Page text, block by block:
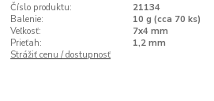
Číslo produktu:
21134
Balenie:
10 g (cca 70 ks)
Veľkosť:
7x4 mm
Prieťah:
1,2 mm
Strážiť cenu / dostupnosť